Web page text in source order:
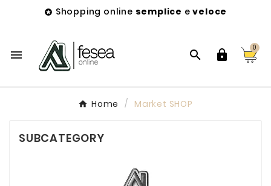
 Shopping online semplice eveloce
  
0
Home Market SHOP
SUBCATEGORY